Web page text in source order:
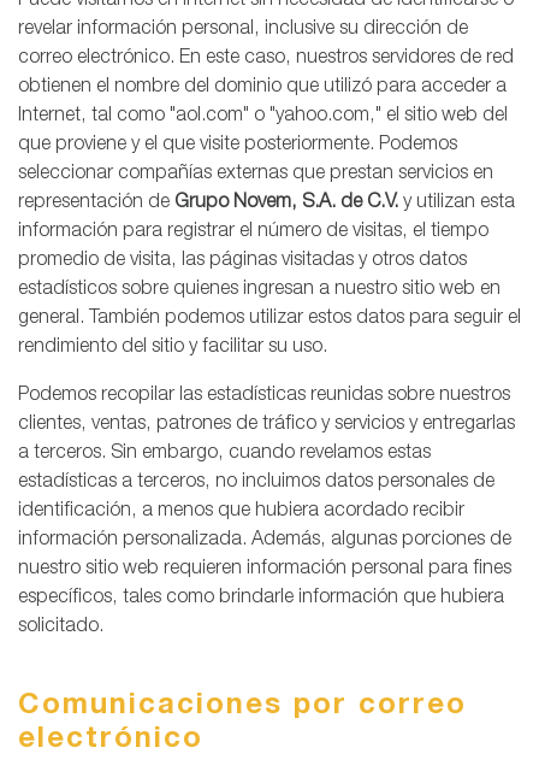
revelar información personal, inclusive su dirección de
correo electrónico. En este caso, nuestros servidores de red
obtienen el nombre del dominio que utilizó para acceder a
Internet, tal como "aol.com" o "yahoo.com," el sitio web del
que proviene y el que visite posteriormente. Podemos
seleccionar compañías externas que prestan servicios en
representación de Grupo Novem, S.A. de C.V. y utilizan esta
información para registrar el número de visitas, el tiempo
promedio de visita, las páginas visitadas y otros datos
estadísticos sobre quienes ingresan a nuestro sitio web en
general. También podemos utilizar estos datos para seguir el
rendimiento del sitio y facilitar su uso.
Podemos recopilar las estadísticas reunidas sobre nuestros
clientes, ventas, patrones de tráfico y servicios y entregarlas
a terceros. Sin embargo, cuando revelamos estas
estadísticas a terceros, no incluimos datos personales de
identificación, a menos que hubiera acordado recibir
información personalizada. Además, algunas porciones de
nuestro sitio web requieren información personal para fines
específicos, tales como brindarle información que hubiera
solicitado.
Comunicaciones por correo
electrónico